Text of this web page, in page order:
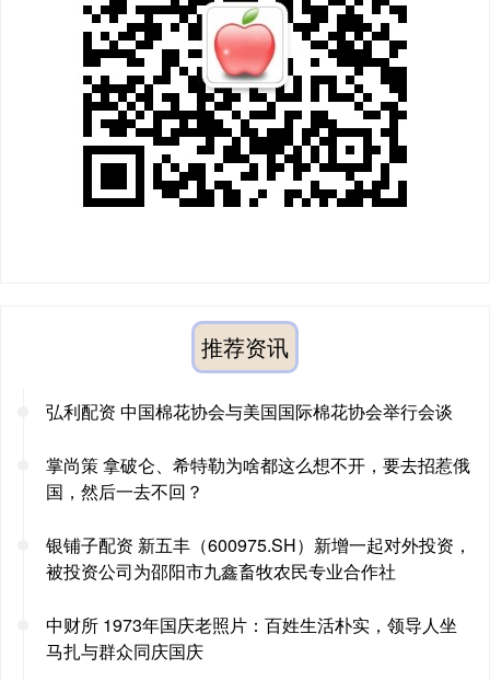
推荐资讯
弘利配资 中国棉花协会与美国国际棉花协会举行会谈
掌尚策 拿破仑、希特勒为啥都这么想不开，要去招惹俄
国，然后一去不回？
银铺子配资 新五丰（600975.SH）新增一起对外投资，
被投资公司为邵阳市九鑫畜牧农民专业合作社
中财所 1973年国庆老照片：百姓生活朴实，领导人坐
马扎与群众同庆国庆